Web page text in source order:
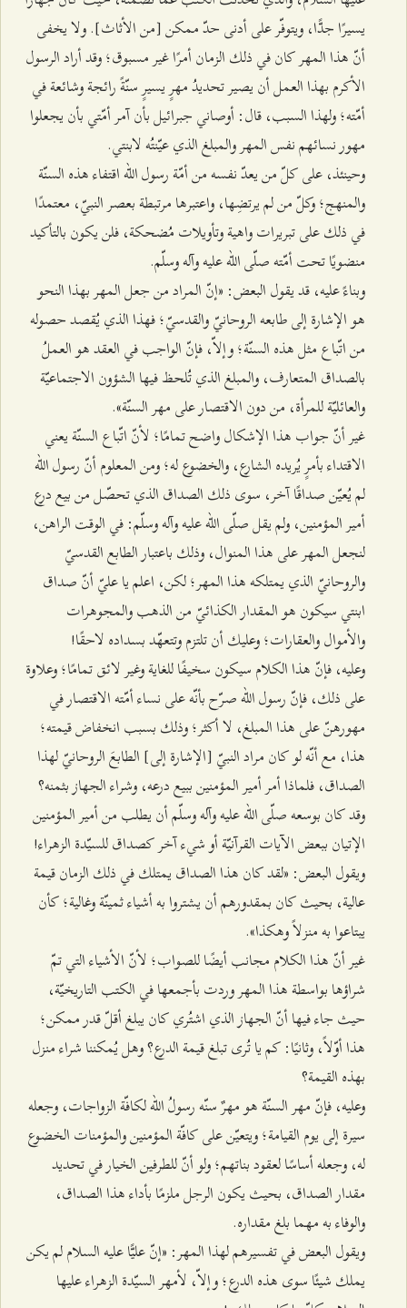
يسيرًا جدًّا، ويتوفّر على أدنى حدّ ممكن [من الأثاث]. ولا يخفى
أنّ هذا المهر كان في ذلك الزمان أمرًا غير مسبوق؛ وقد أراد الرسول
الأكرم بهذا العمل أن يصير تحديدُ مهرٍ يسيرٍ سنّةً رائجة وشائعة في
أمّته؛ ولهذا السبب، قال: أوصاني جبرائيل بأن آمر أمّتي بأن يجعلوا
مهور نسائهم نفس المهر والمبلغ الذي عيّنتُه لابنتي.
وحينئذ، على كلّ من يعدّ نفسه من أمّة رسول الله اقتفاء هذه السنّة
والمنهج؛ وكلّ من لم يرتضِها، واعتبرها مرتبطة بعصر النبيّ، معتمدًا
في ذلك على تبريرات واهية وتأويلات مُضحكة، فلن يكون بالتأكيد
منضويًا تحت أمّته صلّى الله عليه وآله وسلّم.
وبناءً عليه، قد يقول البعض: «إنّ المراد من جعل المهر بهذا النحو
هو الإشارة إلى طابعه الروحانيّ والقدسيّ؛ فهذا الذي يُقصد حصوله
من اتّباع مثل هذه السنّة؛ وإلاّ، فإنّ الواجب في العقد هو العملُ
بالصداق المتعارف، والمبلغ الذي تُلحظ فيها الشؤون الاجتماعيّة
والعائليّة للمرأة، من دون الاقتصار على مهر السنّة».
غير أنّ جواب هذا الإشكال واضح تمامًا؛ لأنّ اتّباع السنّة يعني
الاقتداء بأمرٍ يُريده الشارع، والخضوع له؛ ومن المعلوم أنّ رسول الله
لم يُعيّن صداقًا آخر، سوى ذلك الصداق الذي تحصّل من بيع درع
أمير المؤمنين، ولم يقل صلّى الله عليه وآله وسلّم: في الوقت الراهن،
لنجعل المهر على هذا المنوال، وذلك باعتبار الطابع القدسيّ
والروحانيّ الذي يمتلكه هذا المهر؛ لكن، اعلم يا عليّ أنّ صداق
ابنتي سيكون هو المقدار الكذائيّ من الذهب والمجوهرات
والأموال والعقارات؛ وعليك أن تلتزم وتتعهّد بسداده لاحقًا!
وعليه، فإنّ هذا الكلام سيكون سخيفًا للغاية وغير لائق تمامًا؛ وعلاوة
على ذلك، فإنّ رسول الله صرّح بأنّه على نساء أمّته الاقتصار في
مهورهنّ على هذا المبلغ، لا أكثر؛ وذلك بسبب انخفاض قيمته؛
هذا، مع أنّه لو كان مراد النبيّ [الإشارة إلى] الطابعَ الروحانيّ لهذا
الصداق، فلماذا أمر أمير المؤمنين ببيع درعه، وشراء الجهاز بثمنه؟
وقد كان بوسعه صلّى الله عليه وآله وسلّم أن يطلب من أمير المؤمنين
الإتيان ببعض الآيات القرآنيّة أو شيء آخر كصداق للسيّدة الزهراء!
ويقول البعض: «لقد كان هذا الصداق يمتلك في ذلك الزمان قيمة
عالية، بحيث كان بمقدورهم أن يشتروا به أشياء ثمينّة وغالية؛ كأن
يبتاعوا به منزلاً وهكذا».
غير أنّ هذا الكلام مجانب أيضًا للصواب؛ لأنّ الأشياء التي تمّ
شراؤها بواسطة هذا المهر وردت بأجمعها في الكتب التاريخيّة،
حيث جاء فيها أنّ الجهاز الذي اشتُري كان يبلغ أقلّ قدر ممكن؛
هذا أوّلاً، وثانيًا: كم يا تُرى تبلغ قيمة الدرع؟ وهل يُمكننا شراء منزل
بهذه القيمة؟
وعليه، فإنّ مهر السنّة هو مهرٌ سنّه رسولُ الله لكافّة الزواجات، وجعله
سيرة إلى يوم القيامة؛ ويتعيّن على كافّة المؤمنين والمؤمنات الخضوع
له، وجعله أساسًا لعقود بناتهم؛ ولو أنّ للطرفين الخيار في تحديد
مقدار الصداق، بحيث يكون الرجل ملزمًا بأداء هذا الصداق،
والوفاء به مهما بلغ مقداره.
ويقول البعض في تفسيرهم لهذا المهر: «إنّ عليًّا عليه السلام لم يكن
يملك شيئًا سوى هذه الدرع؛ وإلاّ، لأمهر السيّدة الزهراء عليها